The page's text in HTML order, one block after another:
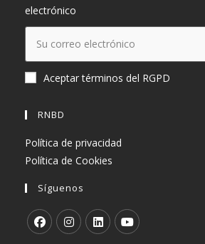
electrónico
Aceptar términos del RGPD
RNBD
Política de privacidad
Política de Cookies
Síguenos